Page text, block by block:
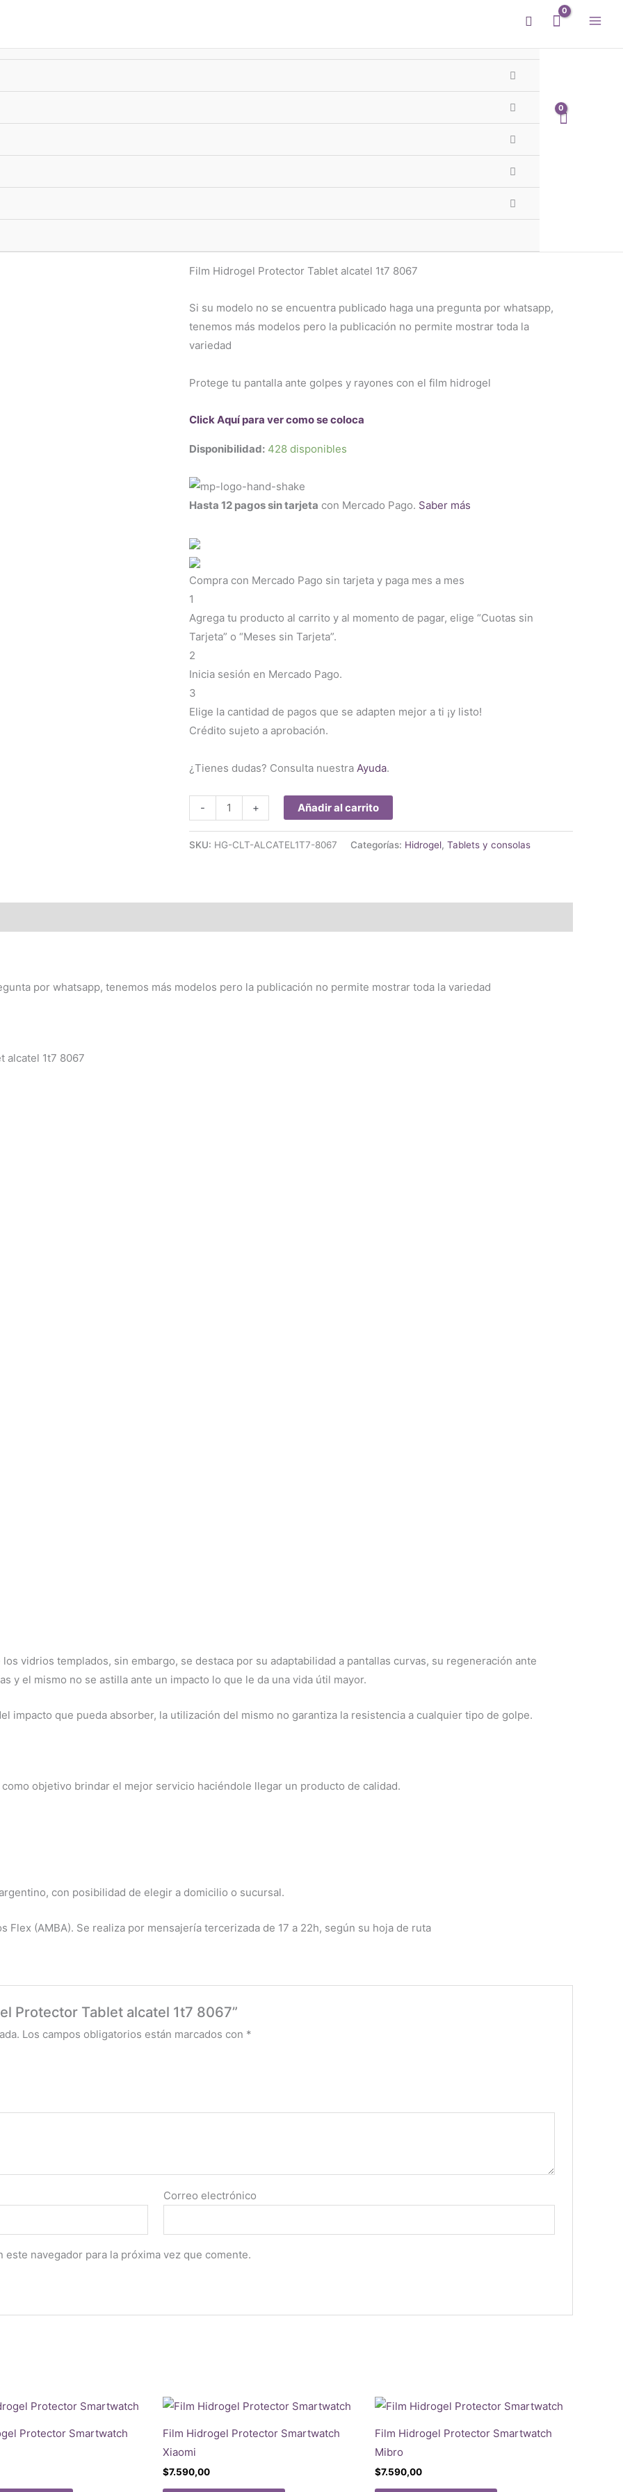
-10%xTransf •ENVIO GRATISsuperando $33.000
Buscar
Film Hidrogel Protector Tablet alcatel
Film Hidrogel Protector Tablet alcatel 1t7 8067
Si su modelo no se encuentra publicado haga una pregunta por whatsapp,
tenemos más modelos pero la publicación no permite mostrar toda la
variedad
Protege tu pantalla ante golpes y rayones con el film hidrogel
Click Aquí para ver como se coloca
Disponibilidad: 428 disponibles
Hasta 12 pagos sin tarjeta con Mercado Pago. Saber más
Compra con Mercado Pago sin tarjeta y paga mes a mes
1
Agrega tu producto al carrito y al momento de pagar, elige “Cuotas sin
Tarjeta” o “Meses sin Tarjeta”.
2
Inicia sesión en Mercado Pago.
3
Elige la cantidad de pagos que se adapten mejor a ti ¡y listo!
Crédito sujeto a aprobación.
¿Tienes dudas? Consulta nuestra Ayuda.
-
Film
Hidrogel
Protector
cantidad
+ Añadir al carrito
SKU: HG-CLT-ALCATEL1T7-8067 Categorías: Hidrogel, Tablets y consolas
por whatsapp, tenemos más modelos pero la publicación no permite mostrar toda la variedad
alcatel 1t7 8067
vidrios templados, sin embargo, se destaca por su adaptabilidad a pantallas curvas, su regeneración ante
y el mismo no se astilla ante un impacto lo que le da una vida útil mayor.
impacto que pueda absorber, la utilización del mismo no garantiza la resistencia a cualquier tipo de golpe.
objetivo brindar el mejor servicio haciéndole llegar un producto de calidad.
con posibilidad de elegir a domicilio o sucursal.
(AMBA). Se realiza por mensajería tercerizada de 17 a 22h, según su hoja de ruta
Protector Tablet alcatel 1t7 8067”
Los campos obligatorios están marcados con *
Correo electrónico
navegador para la próxima vez que comente.
Protector Smartwatch
Film Hidrogel Protector Smartwatch
Xiaomi
$7.590,00
Film Hidrogel Protector Smartwatch
Mibro
$7.590,00